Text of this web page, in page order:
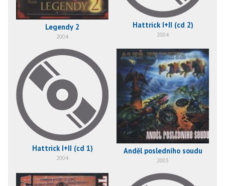
Legendy 2
2004
Hattrick I+II (cd 2)
2004
Hattrick I+II (cd 1)
2004
Anděl posledního soudu
2003